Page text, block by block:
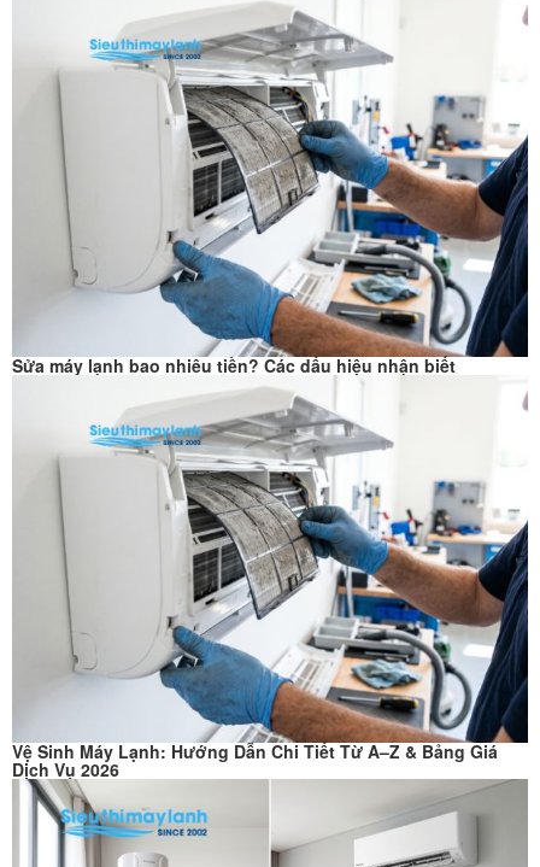
Sửa máy lạnh bao nhiêu tiền? Các dấu hiệu nhận biết
Vệ Sinh Máy Lạnh: Hướng Dẫn Chi Tiết Từ A–Z & Bảng Giá
Dịch Vụ 2026